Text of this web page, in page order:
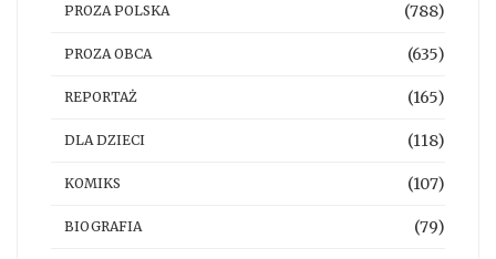
PROZA POLSKA (788)
PROZA OBCA (635)
REPORTAŻ (165)
DLA DZIECI (118)
KOMIKS (107)
BIOGRAFIA (79)